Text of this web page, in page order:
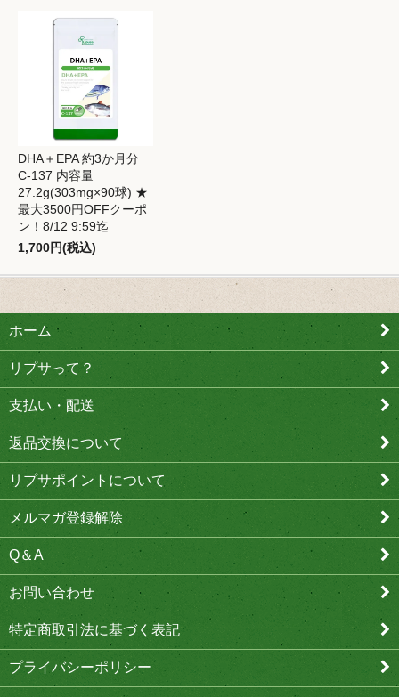
DHA＋EPA 約3か月分
C-137 内容量
27.2g(303mg×90球) ★
最大3500円OFFクーポ
ン！8/12 9:59迄
1,700円(税込)
ホーム
リプサって？
支払い・配送
返品交換について
リプサポイントについて
メルマガ登録解除
Q＆A
お問い合わせ
特定商取引法に基づく表記
プライバシーポリシー